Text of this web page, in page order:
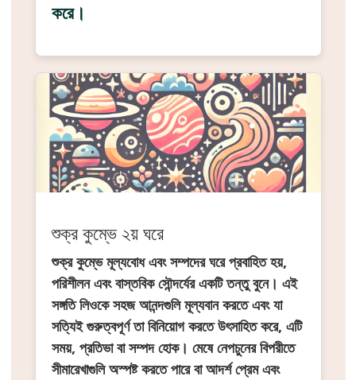
করে।
শুক্র কুম্ভে ২য় ঘরে
শুক্র কুম্ভে মূল্যবোধ এবং সম্পদের ঘরে প্রবাহিত হয়,
পরিশীলন এবং বাস্তবিক সৌন্দর্যের একটি তন্তু বুনে। এই
সঙ্গতি লিওকে সহজ আনন্দগুলি মূল্যবান করতে এবং যা
সত্যিই গুরুত্বপূর্ণ তা বিনিয়োগ করতে উৎসাহিত করে, এটি
সময়, প্রতিভা বা সম্পদ হোক। মেষে নেপচুনের বিপরীতে
সীমারেখাগুলি অস্পষ্ট করতে পারে বা আদর্শ প্রেম এবং